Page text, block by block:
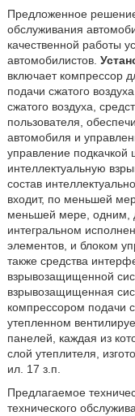
Предложенное решение
обслуживания
качественной работы
автомобилистов.
включает компрессор
подачи сжатого
сжатого воздуха,
пользователя,
автомобиля и
управление подкачкой
интеллектуальную
состав
входит, по меньшей
меньшей мере, одним,
интегральном
элементов, и блоком
также средства
взрывозащищенной
взрывозащищенная
компрессором подачи
утепленном
панелей, каждая из
слой утеплителя,
ил. 17 з.п.
Предлагаемое
технического